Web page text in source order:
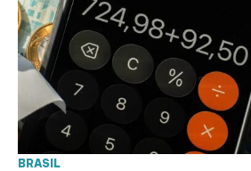
BRASIL